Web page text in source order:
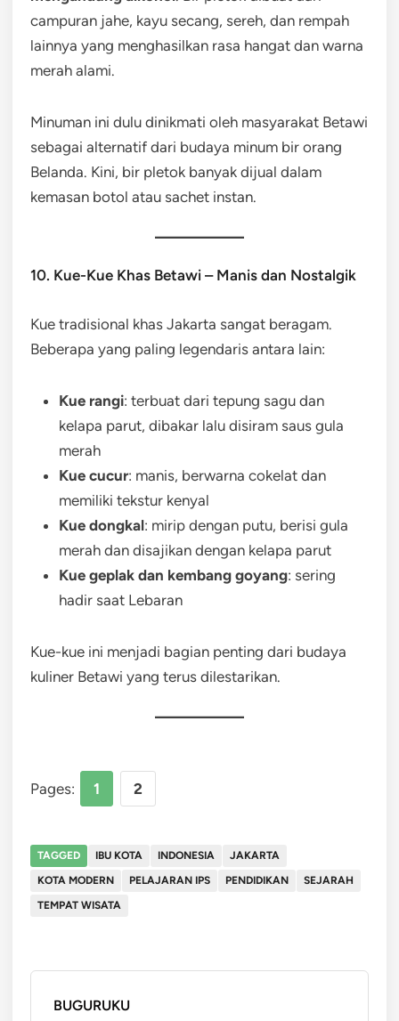
campuran jahe, kayu secang, sereh, dan rempah
lainnya yang menghasilkan rasa hangat dan warna
merah alami.
Minuman ini dulu dinikmati oleh masyarakat Betawi
sebagai alternatif dari budaya minum bir orang
Belanda. Kini, bir pletok banyak dijual dalam
kemasan botol atau sachet instan.
10. Kue-Kue Khas Betawi – Manis dan Nostalgik
Kue tradisional khas Jakarta sangat beragam.
Beberapa yang paling legendaris antara lain:
Kue rangi: terbuat dari tepung sagu dan
kelapa parut, dibakar lalu disiram saus gula
merah
Kue cucur: manis, berwarna cokelat dan
memiliki tekstur kenyal
Kue dongkal: mirip dengan putu, berisi gula
merah dan disajikan dengan kelapa parut
Kue geplak dan kembang goyang: sering
hadir saat Lebaran
Kue-kue ini menjadi bagian penting dari budaya
kuliner Betawi yang terus dilestarikan.
Pages: 1 2
TAGGED IBU KOTA INDONESIA
JAKARTA
KOTA MODERN
PELAJARAN IPS PENDIDIKAN
SEJARAH
TEMPAT WISATA
BUGURUKU